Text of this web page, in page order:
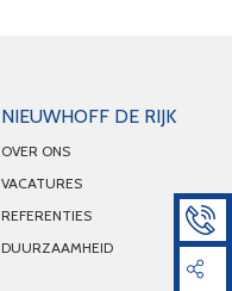
NIEUWHOFF DE RIJK
OVER ONS
VACATURES
REFERENTIES
DUURZAAMHEID